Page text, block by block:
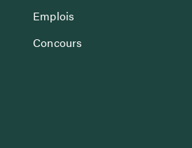
Emplois
Concours